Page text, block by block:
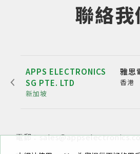
聯絡我
APPS ELECTRONICS
SG PTE. LTD
新加坡
雅思
香港
電郵：
電話： +852 3693 4218
電話： +86（755）86538552
電郵：